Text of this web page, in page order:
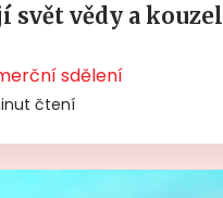
svět vědy a kouzel
sdělení
čtení